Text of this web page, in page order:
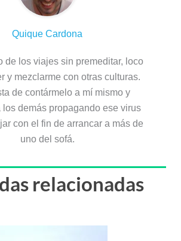
Quique Cardona
de los viajes sin premeditar, loco
y mezclarme con otras culturas.
de contármelo a mí mismo y
los demás propagando ese virus
con el fin de arrancar a más de
uno del sofá.
relacionadas